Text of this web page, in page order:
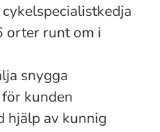
orter runt om i
snygga
kunden
hjälp av kunnig